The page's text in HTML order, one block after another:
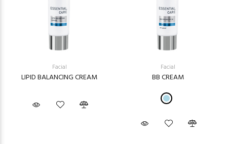
Facial
LIPID BALANCING CREAM
Facial
BB CREAM